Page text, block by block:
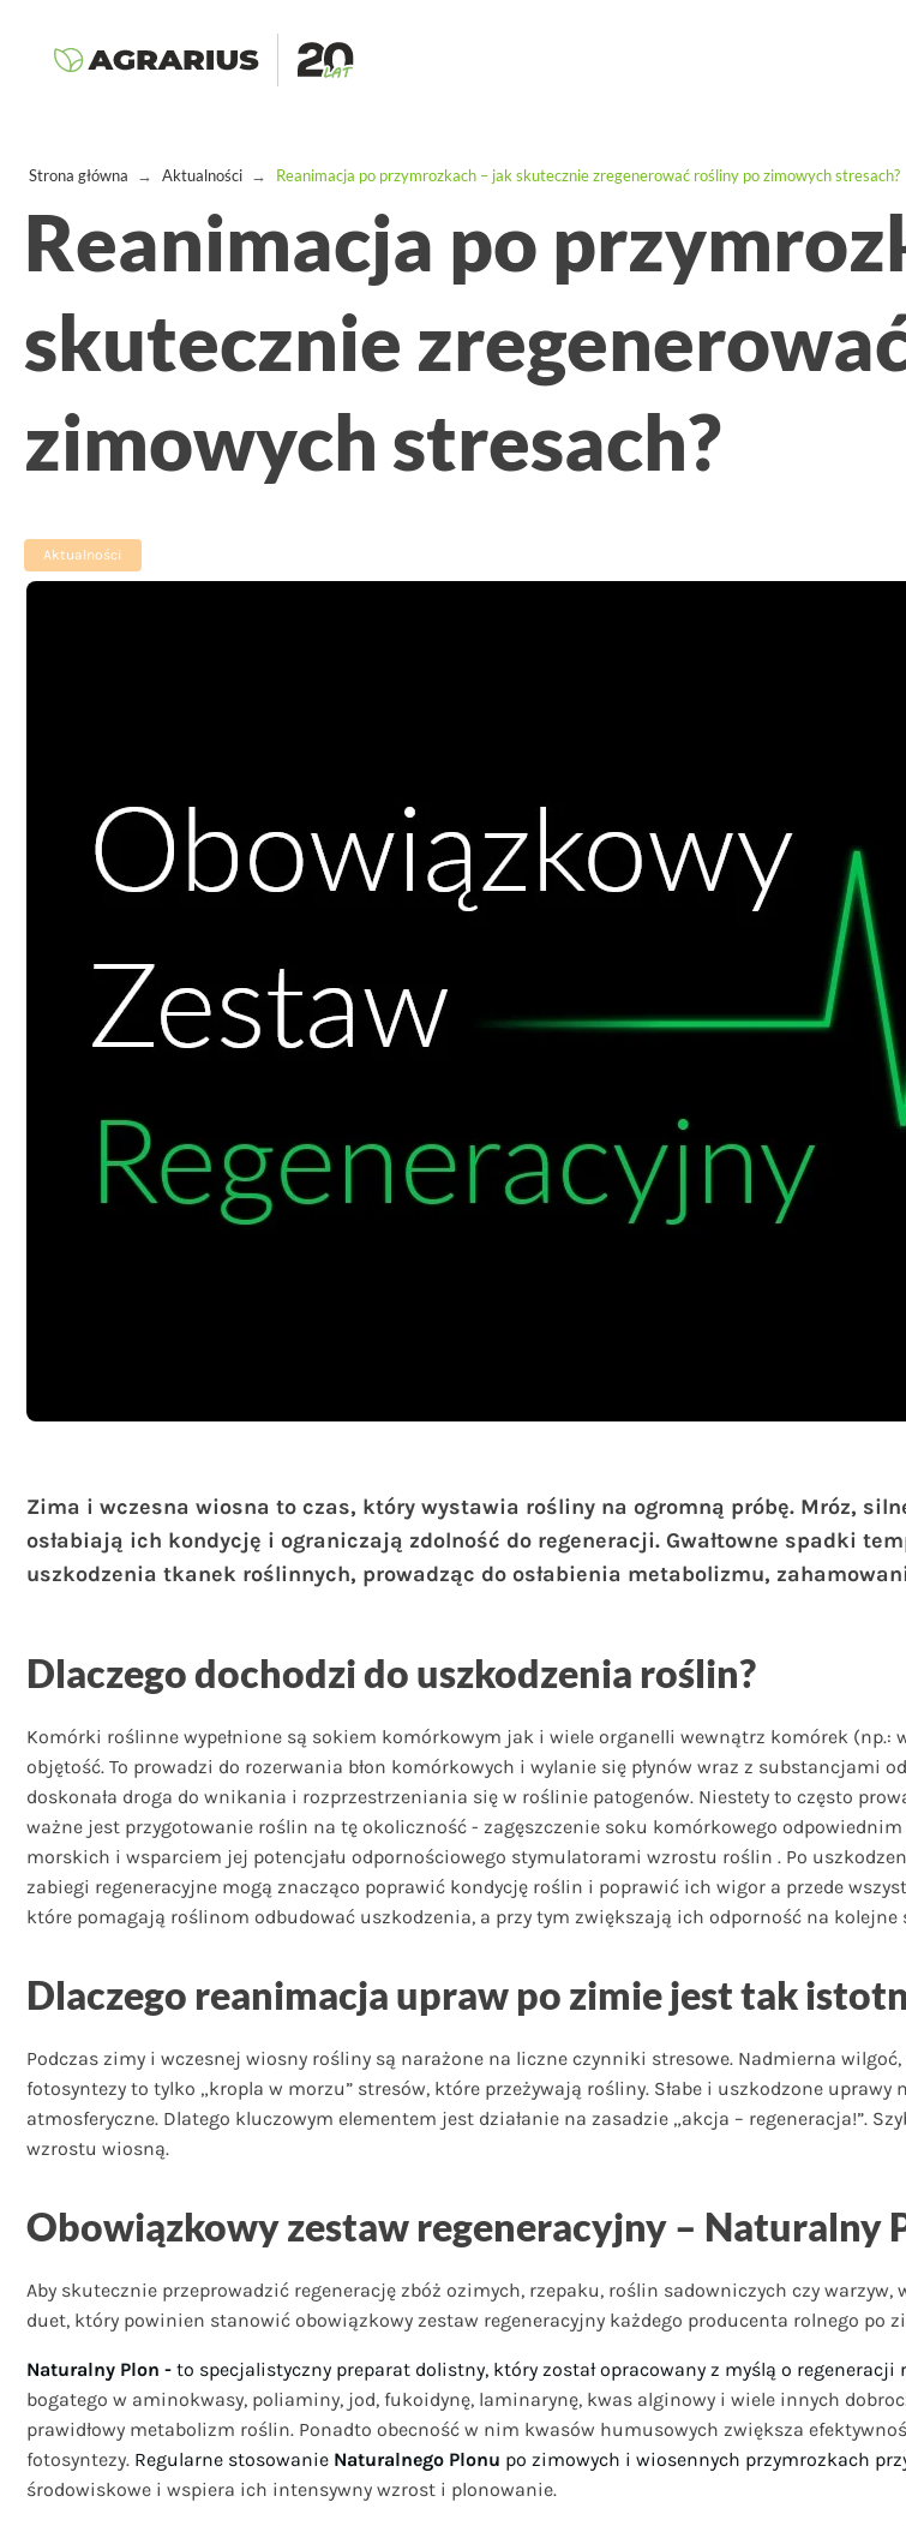
Strona główna → Aktualności → Reanimacja po przymrozkach – jak skutecznie zregenerować rośliny po zimowych stresach?
Reanimacja po
skutecznie
zimowych stresach?
Aktualności
Zima i wczesna wiosna to czas, który wystawia rośliny na ogromną próbę. Mróz,
osłabiają ich kondycję i ograniczają zdolność do regeneracji. Gwałtowne spadki
uszkodzenia tkanek roślinnych, prowadząc do osłabienia metabolizmu,
Dlaczego dochodzi do uszkodzenia roślin?
Komórki roślinne wypełnione są sokiem komórkowym jak i wiele organelli wewnątrz komórek (np.:
objętość. To prowadzi do rozerwania błon komórkowych i wylanie się płynów wraz z
doskonała droga do wnikania i rozprzestrzeniania się w roślinie patogenów. Niestety to często
ważne jest przygotowanie roślin na tę okoliczność - zagęszczenie soku komórkowego
morskich i wsparciem jej potencjału odpornościowego stymulatorami wzrostu roślin . Po
zabiegi regeneracyjne mogą znacząco poprawić kondycję roślin i poprawić ich wigor a przede
które pomagają roślinom odbudować uszkodzenia, a przy tym zwiększają ich odporność na kolejne
Dlaczego reanimacja upraw po zimie jest tak
Podczas zimy i wczesnej wiosny rośliny są narażone na liczne czynniki stresowe. Nadmierna
fotosyntezy to tylko „kropla w morzu” stresów, które przeżywają rośliny. Słabe i uszkodzone
atmosferyczne. Dlatego kluczowym elementem jest działanie na zasadzie „akcja – regeneracja!”.
wzrostu wiosną.
Obowiązkowy zestaw regeneracyjny – Naturalny
Aby skutecznie przeprowadzić regenerację zbóż ozimych, rzepaku, roślin sadowniczych czy
duet, który powinien stanowić obowiązkowy zestaw regeneracyjny każdego producenta rolnego po
Naturalny Plon - to specjalistyczny preparat dolistny, który został opracowany z myślą o
bogatego w aminokwasy, poliaminy, jod, fukoidynę, laminarynę, kwas alginowy i wiele innych
prawidłowy metabolizm roślin. Ponadto obecność w nim kwasów humusowych zwiększa
fotosyntezy. Regularne stosowanie Naturalnego Plonu po zimowych i wiosennych przymrozkach
środowiskowe i wspiera ich intensywny wzrost i plonowanie.